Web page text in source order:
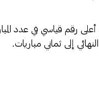
عام 1990 هو صاحب أعلى رقم
إلى ثماني مباريات.